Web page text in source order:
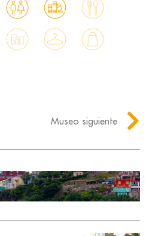
Museo siguiente